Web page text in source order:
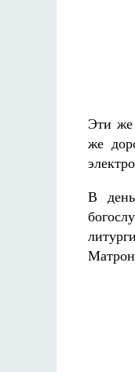
Эти же
же
В